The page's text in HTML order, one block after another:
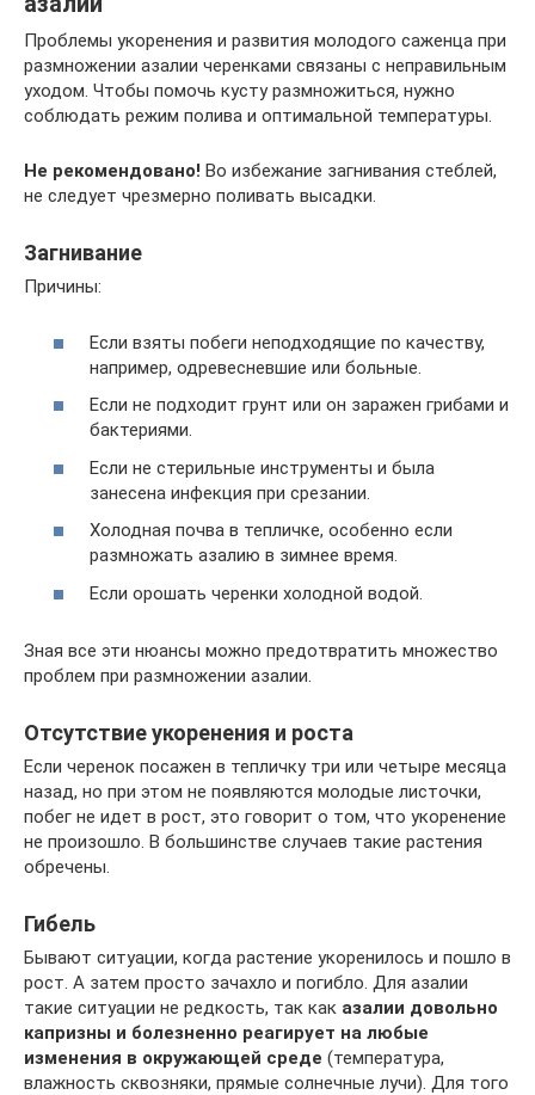
Проблемы укоренения и развития молодого саженца при
размножении азалии черенками связаны с неправильным
уходом. Чтобы помочь кусту размножиться, нужно
соблюдать режим полива и оптимальной температуры.
Не рекомендовано! Во избежание загнивания стеблей,
не следует чрезмерно поливать высадки.
Загнивание
Причины:
Если взяты побеги неподходящие по качеству,
например, одревесневшие или больные.
Если не подходит грунт или он заражен грибами и
бактериями.
Если не стерильные инструменты и была
занесена инфекция при срезании.
Холодная почва в тепличке, особенно если
размножать азалию в зимнее время.
Если орошать черенки холодной водой.
Зная все эти нюансы можно предотвратить множество
проблем при размножении азалии.
Отсутствие укоренения и роста
Если черенок посажен в тепличку три или четыре месяца
назад, но при этом не появляются молодые листочки,
побег не идет в рост, это говорит о том, что укоренение
не произошло. В большинстве случаев такие растения
обречены.
Гибель
Бывают ситуации, когда растение укоренилось и пошло в
рост. А затем просто зачахло и погибло. Для азалии
такие ситуации не редкость, так как азалии довольно
капризны и болезненно реагирует на любые
изменения в окружающей среде (температура,
влажность сквозняки, прямые солнечные лучи). Для того